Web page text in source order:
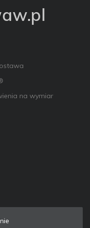
na wymiar